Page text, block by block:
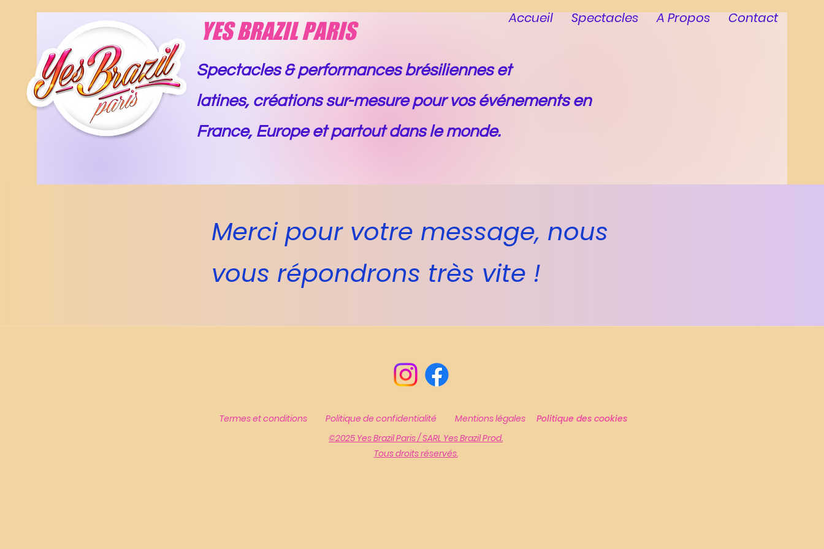
YES BRAZIL PARIS
Spectacles & performances brésiliennes et
latines, créations sur-mesurepour vos événements en
France, Europe et partout dans le monde.
Accueil Spectacles A Propos Contact
Merci pour votre message, nous
vous répondrons très vite !
Termes et conditions Politique de confidentialité Mentions légales
Politique des cookies
©2025 Yes Brazil Paris / SARL Yes Brazil Prod.
Tous droitsréservés.